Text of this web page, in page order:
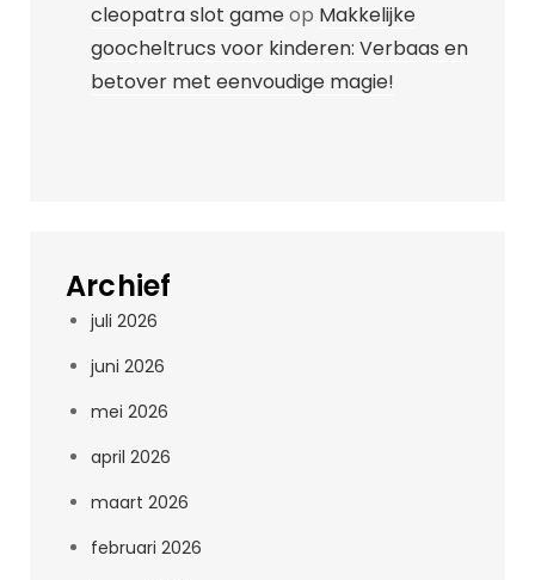
cleopatra slot gameop Makkelijke
goocheltrucs voor kinderen: Verbaas en
betover met eenvoudige magie!
Archief
juli 2026
juni 2026
mei 2026
april 2026
maart 2026
februari 2026